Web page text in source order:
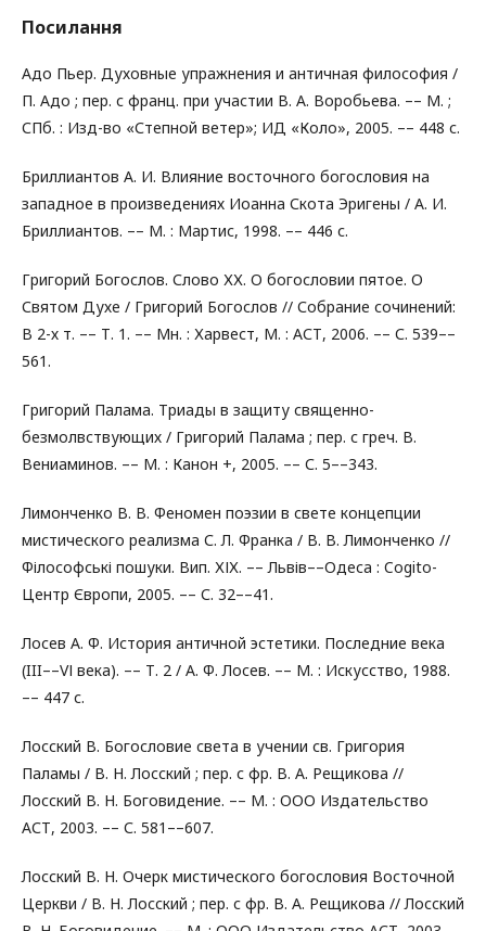
Посилання
Адо Пьер. Духовные упражнения и античная философия /
П. Адо ; пер. с франц. при участии В. А. Воробьева. –– М. ;
СПб. : Изд-во «Степной ветер»; ИД «Коло», 2005. –– 448 с.
Бриллиантов А. И. Влияние восточного богословия на
западное в произведениях Иоанна Скота Эригены / А. И.
Бриллиантов. –– М. : Мартис, 1998. –– 446 с.
Григорий Богослов. Слово ХХ. О богословии пятое. О
Святом Духе / Григорий Богослов // Собрание сочинений:
В 2-х т. –– Т. 1. –– Мн. : Харвест, М. : АСТ, 2006. –– С. 539––
561.
Григорий Палама. Триады в защиту священно-
безмолвствующих / Григорий Палама ; пер. с греч. В.
Вениаминов. –– М. : Канон +, 2005. –– С. 5––343.
Лимонченко В. В. Феномен поэзии в свете концепции
мистического реализма С. Л. Франка / В. В. Лимонченко //
Філософські пошуки. Вип. ХІХ. –– Львів––Одеса : Cogito-
Центр Європи, 2005. –– С. 32––41.
Лосев А. Ф. История античной эстетики. Последние века
(III––VІ века). –– Т. 2 / А. Ф. Лосев. –– М. : Искусство, 1988.
–– 447 с.
Лосский В. Богословие света в учении св. Григория
Паламы / В. Н. Лосский ; пер. с фр. В. А. Рещикова //
Лосский В. Н. Боговидение. –– М. : ООО Издательство
АСТ, 2003. –– С. 581––607.
Лосский В. Н. Очерк мистического богословия Восточной
Церкви / В. Н. Лосский ; пер. с фр. В. А. Рещикова // Лосский